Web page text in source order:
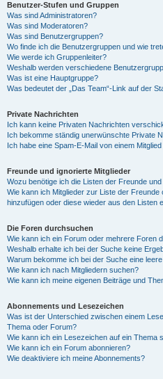
Benutzer-Stufen und Gruppen
Was sind Administratoren?
Was sind Moderatoren?
Was sind Benutzergruppen?
Wo finde ich die Benutzergruppen und wie
Wie werde ich Gruppenleiter?
Weshalb werden verschiedene
Was ist eine Hauptgruppe?
Was bedeutet der „Das Team“-Link auf der
Private Nachrichten
Ich kann keine Privaten Nachrichten
Ich bekomme ständig unerwünschte Private
Ich habe eine Spam-E-Mail von einem
Freunde und ignorierte Mitglieder
Wozu benötige ich die Listen der Freunde
Wie kann ich Mitglieder zur Liste der
hinzufügen oder diese wieder aus den Listen
Die Foren durchsuchen
Wie kann ich ein Forum oder mehrere Foren
Weshalb erhalte ich bei der Suche keine
Warum bekomme ich bei der Suche eine
Wie kann ich nach Mitgliedern suchen?
Wie kann ich meine eigenen Beiträge und
Abonnements und Lesezeichen
Was ist der Unterschied zwischen einem
Thema oder Forum?
Wie kann ich ein Lesezeichen auf ein Thema
Wie kann ich ein Forum abonnieren?
Wie deaktiviere ich meine Abonnements?